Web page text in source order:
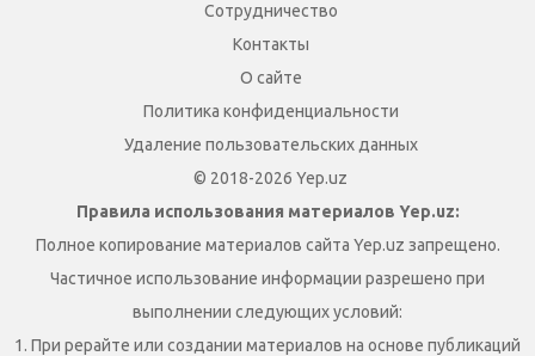
Сотрудничество
Контакты
О сайте
Политика конфиденциальности
Удаление пользовательских данных
© 2018-2026 Yep.uz
Правила использования материалов Yep.uz:
Полное копирование материалов сайта Yep.uz запрещено.
Частичное использование информации разрешено при
выполнении следующих условий:
1. При рерайте или создании материалов на основе публикаций